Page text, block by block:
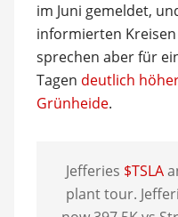
im Juni gemeldet,
informierten
sprechen aber für
Tagen deutlich
Grünheide.
Jefferies $TSLA
plant tour.